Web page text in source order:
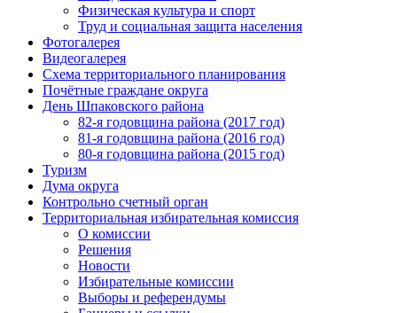
Физическая культура и спорт
Труд и социальная защита населения
Фотогалерея
Видеогалерея
Схема территориального планирования
Почётные граждане округа
День Шпаковского района
82-я годовщина района (2017 год)
81-я годовщина района (2016 год)
80-я годовщина района (2015 год)
Туризм
Дума округа
Контрольно счетный орган
Территориальная избирательная комиссия
О комиссии
Решения
Новости
Избирательные комиссии
Выборы и референдумы